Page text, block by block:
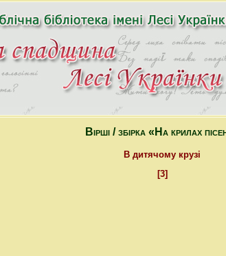
Вірші / збірка «На крилах
В дитячому крузі
[3]